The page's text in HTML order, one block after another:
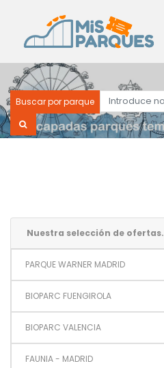
Buscar por parque
Nuestra selección de ofertas.
PARQUE WARNER MADRID
BIOPARC FUENGIROLA
BIOPARC VALENCIA
FAUNIA - MADRID